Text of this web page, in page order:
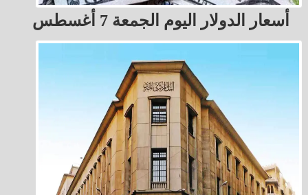
أسعار الدولار اليوم الجمعة 7 أغسطس